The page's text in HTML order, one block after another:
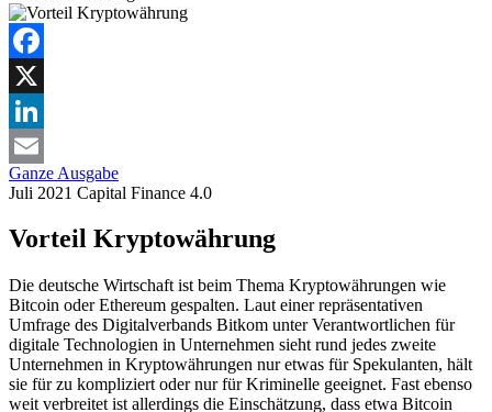
Facebook
X
LinkedIn
Email
Ganze Ausgabe
Juli 2021 Capital Finance 4.0
Vorteil Kryptowährung
Die deutsche Wirtschaft ist beim Thema Kryptowährungen wie
Bitcoin oder Ethereum gespalten. Laut einer repräsentativen
Umfrage des Digitalverbands Bitkom unter Verantwortlichen für
digitale Technologien in Unternehmen sieht rund jedes zweite
Unternehmen in Kryptowährungen nur etwas für Spekulanten, hält
sie für zu kompliziert oder nur für Kriminelle geeignet. Fast ebenso
weit verbreitet ist allerdings die Einschätzung, dass etwa Bitcoin